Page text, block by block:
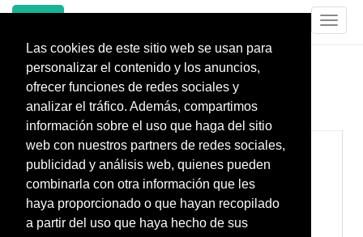
Las cookies de este sitio web se usan para
personalizar el contenido y los anuncios,
ofrecer funciones de redes sociales y
analizar el tráfico. Además, compartimos
información sobre el uso que haga del sitio
web con nuestros partners de redes sociales,
publicidad y análisis web, quienes pueden
combinarla con otra información que les
haya proporcionado o que hayan recopilado
a partir del uso que haya hecho de sus
AHORRAR ENERGIA
AHORRAR ENERGIA